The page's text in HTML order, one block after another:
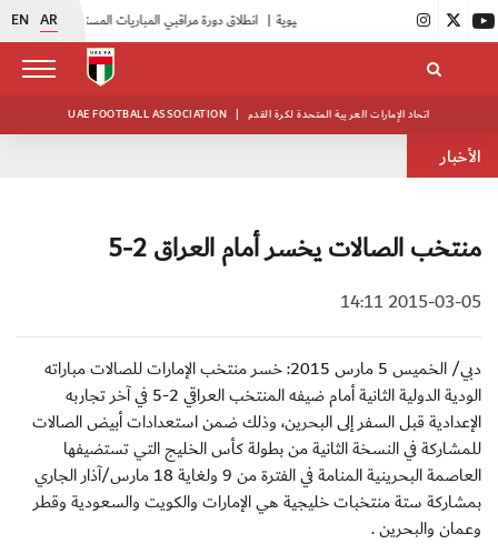
EN AR
15 فريقاً في بطولة النخبة لحرس الرئاسة | انطلاق دورة مراقبي المباريات المستجدين |
UAE FOOTBALL ASSOCIATION | اتحاد الإمارات العربية المتحدة لكرة القدم
الأخبار
منتخب الصالات يخسر أمام العراق 2-5
2015-03-05 14:11
دبي/ الخميس 5 مارس 2015: خسر منتخب الإمارات للصالات مباراته
الودية الدولية الثانية أمام ضيفه المنتخب العراقي 2-5 في آخر تجاربه
الإعدادية قبل السفر إلى البحرين، وذلك ضمن استعدادات أبيض الصالات
للمشاركة في النسخة الثانية من بطولة كأس الخليج التي تستضيفها
العاصمة البحرينية المنامة في الفترة من 9 ولغاية 18 مارس/آذار الجاري
بمشاركة ستة منتخبات خليجية هي الإمارات والكويت والسعودية وقطر
وعمان والبحرين .